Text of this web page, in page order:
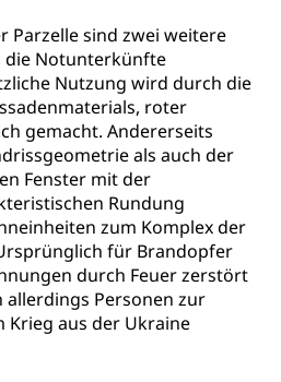
Parzelle sind zwei weitere
die Notunterkünfte
Nutzung wird durch die
roter
gemacht. Andererseits
als auch der
Fenster mit der
Rundung
zum Komplex der
für Brandopfer
durch Feuer zerstört
Personen zur
Krieg aus der Ukraine